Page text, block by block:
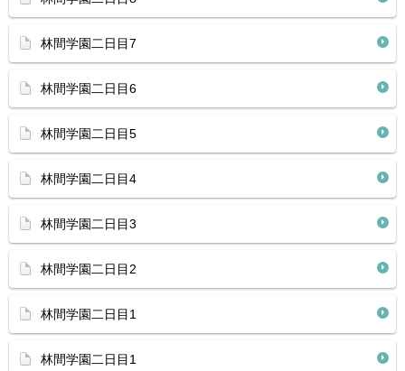
林間学園二日目7
林間学園二日目6
林間学園二日目5
林間学園二日目4
林間学園二日目3
林間学園二日目2
林間学園二日目1
林間学園二日目1